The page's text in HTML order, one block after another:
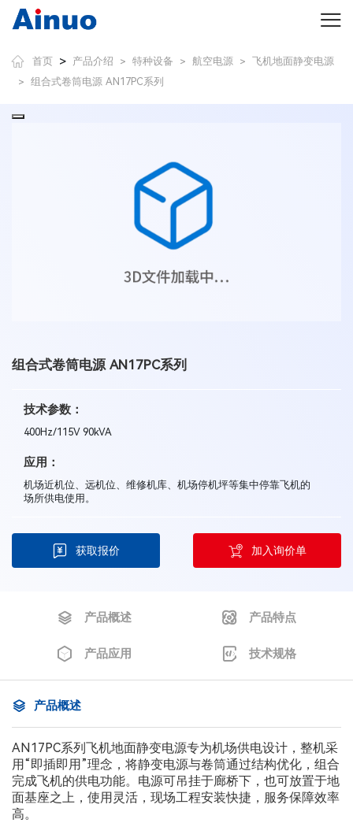
首页 > 产品介绍 > 特种设备 > 航空电源 > 飞机地面静变电源
> 组合式卷筒电源 AN17PC系列
组合式卷筒电源 AN17PC系列
技术参数：
400Hz/115V 90kVA
应用：
机场近机位、远机位、维修机库、机场停机坪等集中停靠飞机的
场所供电使用。
获取报价 加入询价单
产品概述 产品特点
产品应用 技术规格
产品概述
AN17PC系列飞机地面静变电源专为机场供电设计，整机采
用“即插即用”理念，将静变电源与卷筒通过结构优化，组合
完成飞机的供电功能。电源可吊挂于廊桥下，也可放置于地
面基座之上，使用灵活，现场工程安装快捷，服务保障效率
高。